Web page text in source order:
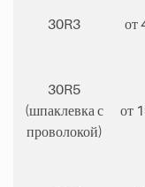
30R3 от
30R5
(шпаклевка с
проволокой)
от